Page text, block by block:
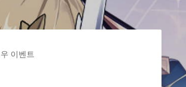
이벤트